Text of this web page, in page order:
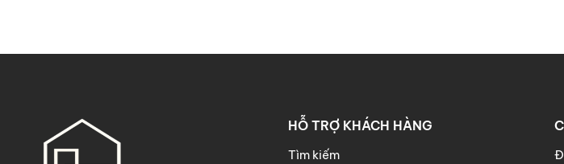
HỖ TRỢ KHÁCH HÀNG
Tìm kiếm